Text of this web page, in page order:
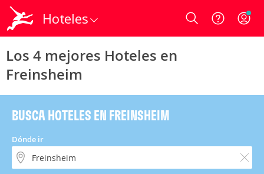
Hoteles Login
Los 4 mejores Hoteles en
Freinsheim
BUSCA HOTELES EN FREINSHEIM
Dónde ir